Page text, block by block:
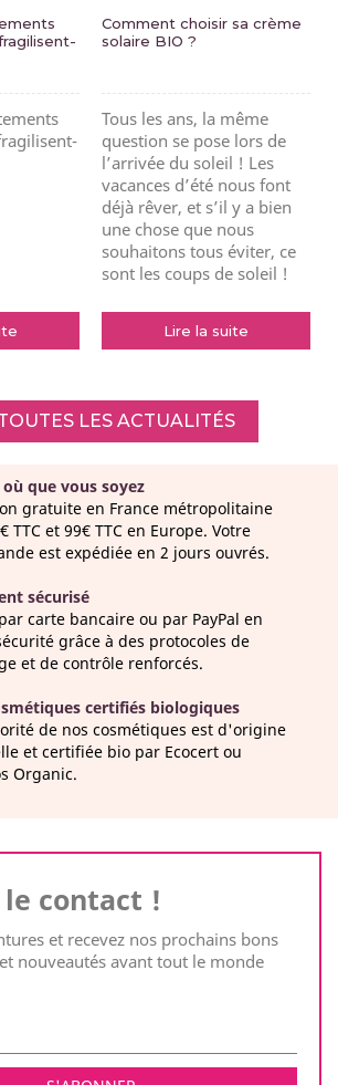
Comment choisir sa crème
solaire BIO ?
Tous les ans, la même
question se pose lors de
l’arrivée du soleil ! Les
vacances d’été nous font
déjà rêver, et s’il y a bien
une chose que nous
souhaitons tous éviter, ce
sont les coups de soleil !
Lire la suite
LES ACTUALITÉS
où que vous soyez
gratuite en France métropolitaine
TTC et 99€ TTC en Europe. Votre
est expédiée en 2 jours ouvrés.
sécurisé
carte bancaire ou par PayPal en
grâce à des protocoles de
et de contrôle renforcés.
certifiés biologiques
de nos cosmétiques est d'origine
et certifiée bio par Ecocert ou
Organic.
le contact !
et recevez nos prochains bons
nouveautés avant tout le monde